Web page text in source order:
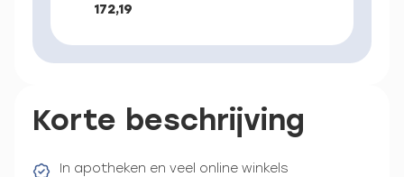
172,19
Korte beschrijving
In apotheken en veel online winkels